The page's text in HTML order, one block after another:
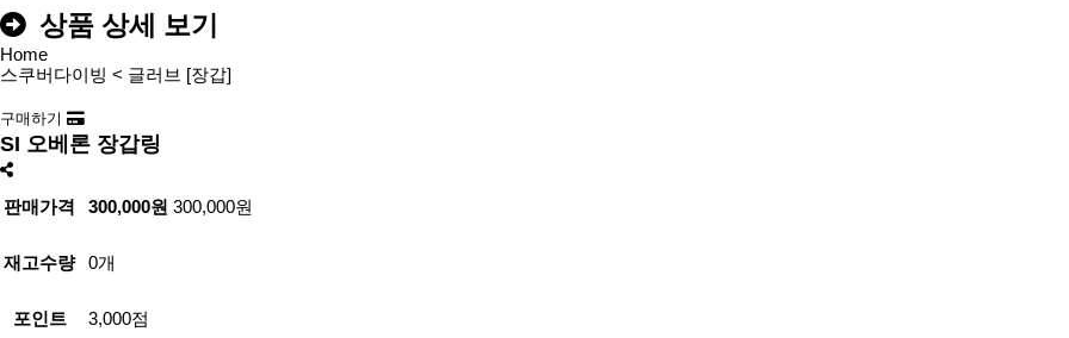
튼
상품 상세 보기
Home
스쿠버다이빙 < 글러브 [장갑]
구매하기
SI 오베론 장갑링
판매가격 300,000원 300,000원
재고수량 0개
포인트 3,000점